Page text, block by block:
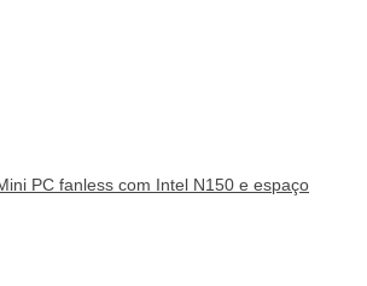
PC fanless com Intel N150 e espaço